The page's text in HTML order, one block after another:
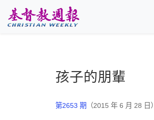
孩子的朋輩
第2653 期 （2015 年 6 月 28 日）